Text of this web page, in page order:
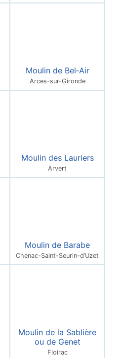
Moulin de Bel‑Air
Arces-sur-Gironde
Moulin des Lauriers
Arvert
Moulin de Barabe
Chenac-Saint-Seurin-d’Uzet
Moulin de la Sablière
ou de Genet
Floirac